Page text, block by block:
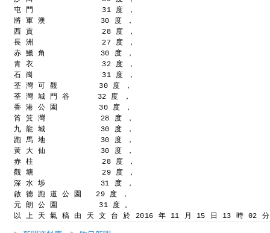
屯 門               31 度 ，
將 軍 澳            30 度 ，
西 貢               28 度 ，
長 洲               27 度 ，
赤 鱲 角            30 度 ，
青 衣               32 度 ，
石 崗               31 度 ，
荃 灣 可 觀         30 度 ，
荃 灣 城 門 谷      32 度 ，
香 港 公 園         30 度 ，
筲 箕 灣            28 度 ，
九 龍 城            30 度 ，
跑 馬 地            30 度 ，
黃 大 仙            30 度 ，
赤 柱               28 度 ，
觀 塘               29 度 ，
深 水 埗            31 度 ，
啟 德 跑 道 公 園   29 度 ，
元 朗 公 園         31 度 。
以 上 天 氣 稿 由 天 文 台 於 2016 年 11 月 15 日 13 時 02